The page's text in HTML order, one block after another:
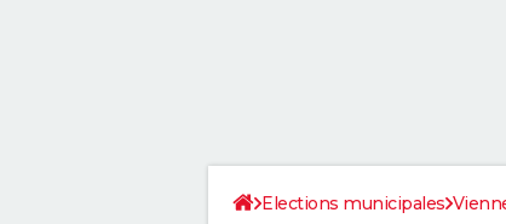
Elections municipales